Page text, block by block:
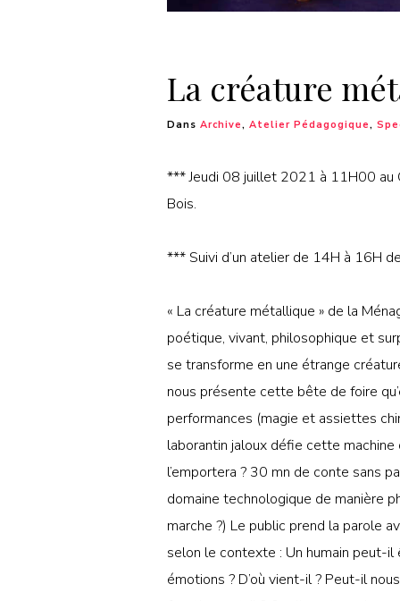
La créature
Dans Archive, Atelier Pédagogique,
*** Jeudi 08 juillet 2021 à 11H00 au
Bois.
*** Suivi d’un atelier de 14H à 16H
« La créature métallique » de la
poétique, vivant, philosophique et
se transforme en une étrange
nous présente cette bête de foire
performances (magie et assiettes
laborantin jaloux défie cette machine
l’emportera ? 30 mn de conte sans
domaine technologique de manière
marche ?) Le public prend la parole
selon le contexte : Un humain peut-
émotions ? D’où vient-il ? Peut-il